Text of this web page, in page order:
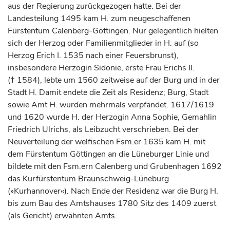
aus der Regierung zurückgezogen hatte. Bei der
Landesteilung 1495 kam H. zum neugeschaffenen
Fürstentum Calenberg-Göttingen. Nur gelegentlich hielten
sich der Herzogoder Familienmitglieder in H. auf (so
Herzog Erich I. 1535 nach einer Feuersbrunst),
insbesondere Herzogin Sidonie, erste Frau Erichs II.
(† 1584), lebte um 1560 zeitweise auf der Burg und in der
Stadt H. Damit endete die Zeit als Residenz; Burg, Stadt
sowie Amt H. wurden mehrmals verpfändet. 1617/1619
und 1620 wurde H. der Herzogin Anna Sophie, Gemahlin
Friedrich Ulrichs, als Leibzucht verschrieben. Bei der
Neuverteilung der welfischen Fsm.er 1635 kam H. mit
dem Fürstentum Göttingen an die Lüneburger Linie und
bildete mit den Fsm.ern Calenberg und Grubenhagen 1692
das Kurfürstentum Braunschweig-Lüneburg
(»Kurhannover«). Nach Ende der Residenz war die Burg H.
bis zum Bau des Amtshauses 1780 Sitz des 1409 zuerst
(als Gericht) erwähnten Amts.